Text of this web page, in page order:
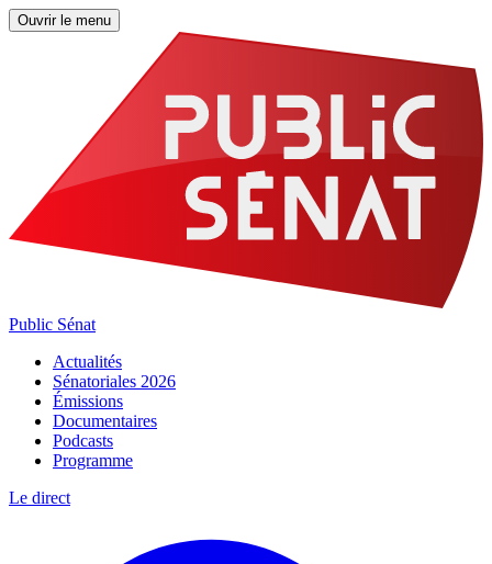
Ouvrir le menu
Public Sénat
Actualités
Sénatoriales 2026
Émissions
Documentaires
Podcasts
Programme
Le direct